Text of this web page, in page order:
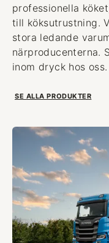
professionella
till köksutrustning.
stora ledande
närproducenterna.
inom dryck hos oss.
SE ALLA PRODUKTER